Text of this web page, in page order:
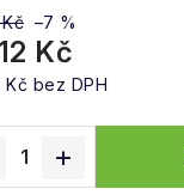
–7 %
Kč
Kč bez DPH